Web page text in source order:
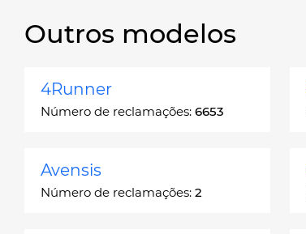
Outros modelos
4Runner
Número de reclamações: 6653
Avensis
Número de reclamações: 2